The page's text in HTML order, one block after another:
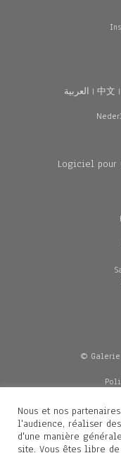
العربية | 中文 |
Logiciel pour
© Galerie
Nous et nos
l'audience, réaliser
d'une manière
site. Vous êtes libre